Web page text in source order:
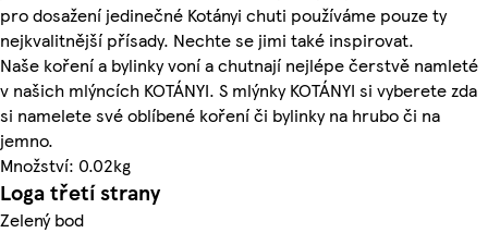
pro dosažení jedinečné Kotányi chuti používáme pouze ty
nejkvalitnější přísady. Nechte se jimi také inspirovat.
Naše koření a bylinky voní a chutnají nejlépe čerstvě namleté
v našich mlýncích KOTÁNYI. S mlýnky KOTÁNYI si vyberete zda
si namelete své oblíbené koření či bylinky na hrubo či na
jemno.
Množství: 0.02kg
Loga třetí strany
Zelený bod